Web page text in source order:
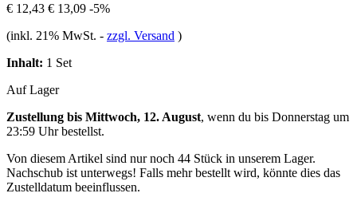
€ 12,43 € 13,09 -5%
(inkl. 21% MwSt. - zzgl. Versand )
Inhalt: 1 Set
Auf Lager
Zustellung bis Mittwoch, 12. August, wenn du bis Donnerstag um
23:59 Uhrbestellst.
Von diesem Artikel sind nur noch 44 Stück in unserem Lager.
Nachschub ist unterwegs! Falls mehr bestellt wird, könnte dies das
Zustelldatum beeinflussen.